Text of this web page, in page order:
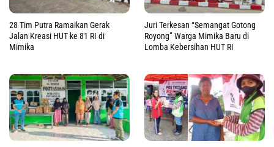
28 Tim Putra Ramaikan Gerak
Jalan Kreasi HUT ke 81 RI di
Mimika
Juri Terkesan “Semangat Gotong
Royong” Warga Mimika Baru di
Lomba Kebersihan HUT RI